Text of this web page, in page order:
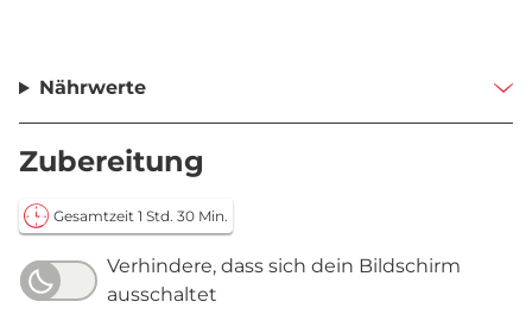
Nährwerte
Zubereitung
Gesamtzeit 1 Std. 30 Min.
Verhindere, dass sich dein Bildschirm
ausschaltet